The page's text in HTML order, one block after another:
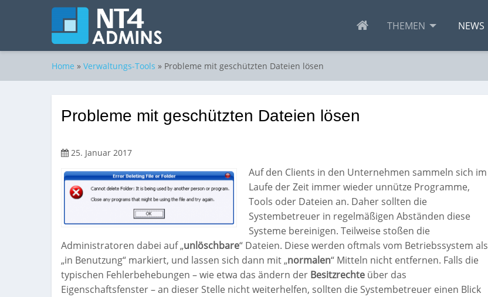
THEMEN NEWS
Home » Verwaltungs-Tools » Probleme mit geschützten Dateien lösen
Probleme mit geschützten Dateien lösen
25. Januar 2017
Auf den Clients in den Unternehmen sammeln sich im
Laufe der Zeit immer wieder unnütze Programme,
Tools oder Dateien an. Daher sollten die
Systembetreuer in regelmäßigen Abständen diese
Systeme bereinigen. Teilweise stoßen die
Administratoren dabei auf „unlöschbare“ Dateien. Diese werden oftmals vom Betriebssystem als
„in Benutzung“ markiert, und lassen sich dann mit „normalen“ Mitteln nicht entfernen. Falls die
typischen Fehlerbehebungen – wie etwa das ändern der Besitzrechte über das
Eigenschaftsfenster – an dieser Stelle nicht weiterhelfen, sollten die Systembetreuer einen Blick